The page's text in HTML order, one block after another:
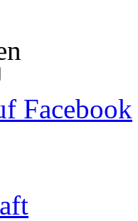
Facebook